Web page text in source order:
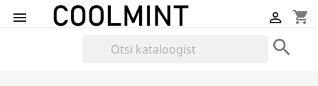
 shopping_cart

